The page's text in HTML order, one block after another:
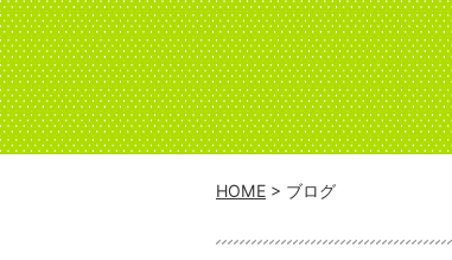
HOME > ブログ